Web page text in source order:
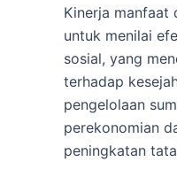
Kinerja manfaat
untuk menilai
sosial, yang
terhadap
pengelolaan
perekonomian
peningkatan